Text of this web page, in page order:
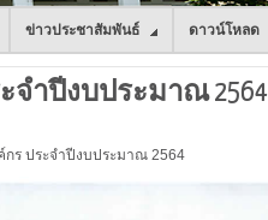
ข่าวประชาสัมพันธ์ ดาวน์โหลด
ำปีงบประมาณ 2564
กร ประจำปีงบประมาณ 2564